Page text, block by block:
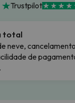
Trustpilot
total
neve, cancelamento
de